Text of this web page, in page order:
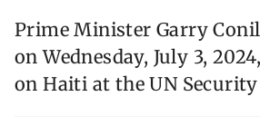
Prime Minister Garry
on Wednesday, July 3,
on Haiti at the UN